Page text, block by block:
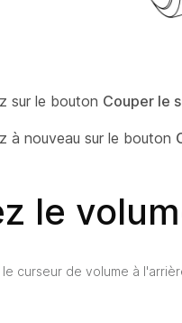
sur le bouton Couper le
à nouveau sur le bouton
le
curseur de volume à